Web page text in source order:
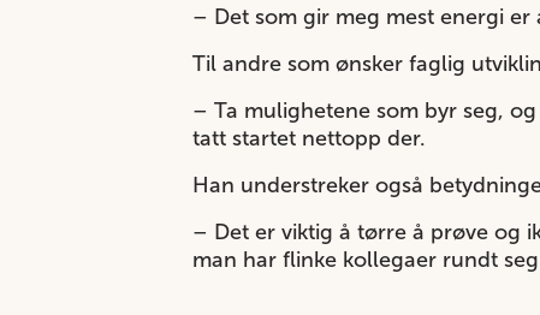
– Det som gir meg mest energi
Til andre som ønsker faglig
– Ta mulighetene som byr seg,
tatt startet nettopp der.
Han understreker også
– Det er viktig å tørre å prøve og
man har flinke kollegaer rundt